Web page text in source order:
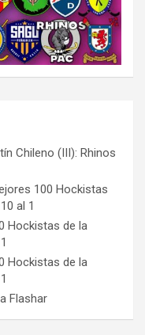
Chileno (III): Rhinos
100 Hockistas
al 1
Hockistas de la
Hockistas de la
Flashar